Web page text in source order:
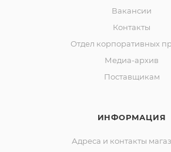
Вакансии
Контакты
Отдел корпоративных
Медиа-архив
Поставщикам
ИНФОРМАЦИЯ
Адреса и контакты